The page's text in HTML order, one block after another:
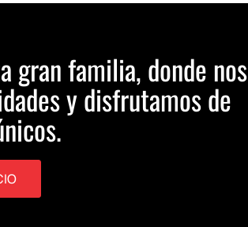
gran familia, donde nos
y disfrutamos de